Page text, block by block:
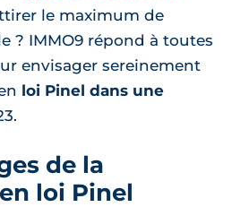
le maximum de
? IMMO9 répond à toutes
envisager sereinement
loi Pinel dans une
de la
loi Pinel